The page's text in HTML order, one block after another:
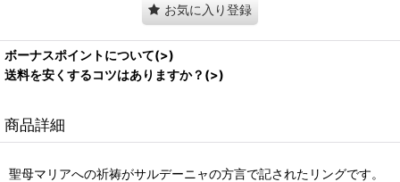
お気に入り登録
ボーナスポイントについて(>)
送料を安くするコツはありますか？(>)
商品詳細
聖母マリアへの祈祷がサルデーニャの方言で記されたリングです。